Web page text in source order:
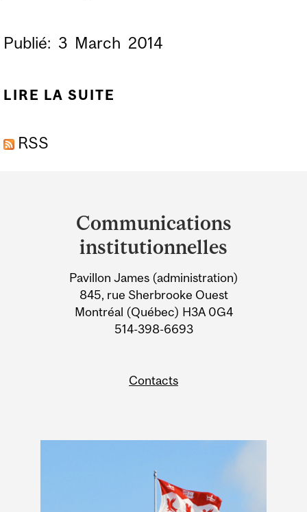
Publié: 3 March 2014
LIRE LA SUITE
RSS
University
Information
Communications
institutionnelles
Pavillon James (administration)
845, rue Sherbrooke Ouest
Montréal (Québec) H3A 0G4
514-398-6693
Contacts